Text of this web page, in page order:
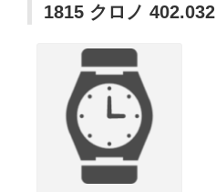
1815 クロノ 402.032